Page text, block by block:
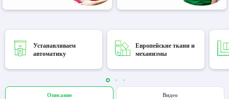
Устанавливаем
автоматику
Европейские ткани и
механизмы
Описание Видео